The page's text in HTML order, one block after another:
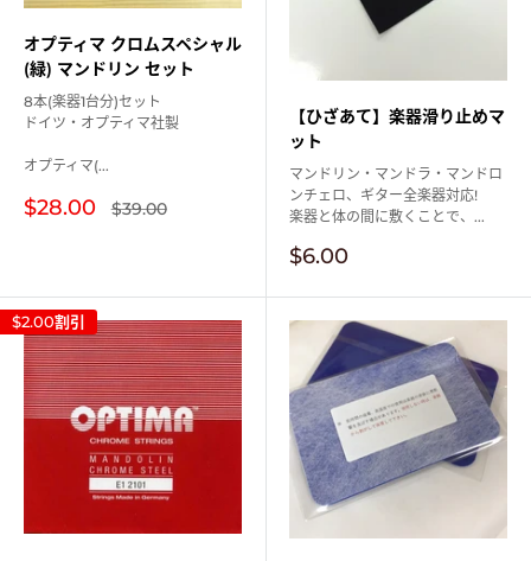
オプティマ クロムスペシャル
(緑) マンドリン セット
8本(楽器1台分)セット
ドイツ・オプティマ社製
オプティマ(...
販
売
$28.00 通
常
$39.00
【ひざあて】楽器滑り止めマ
ット
マンドリン・マンドラ・マンドロ
ンチェロ、ギター全楽器対応!
楽器と体の間に敷くことで、...
販
価
格
$6.00
$2.00割引